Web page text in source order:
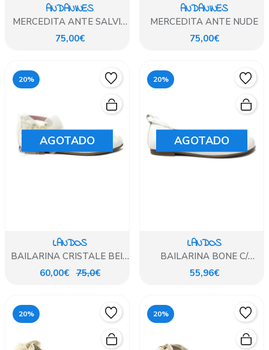
ANDANINES
MERCEDITA ANTE SALVIA
AGUAMARINA
75,00€
ANDANINES
MERCEDITA ANTE NUDE
75,00€
20%
AGOTADO
LANDOS
BAILARINA CRISTALE BEIG
C/PULSERA
60,00€ 75,0€
20%
AGOTADO
LANDOS
BAILARINA BONE C/
PULSERA TOBILLO
55,96€
20% 20%